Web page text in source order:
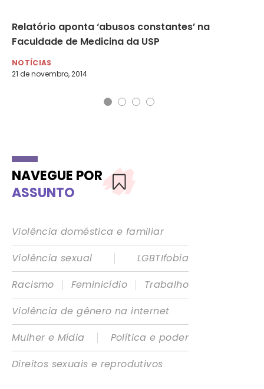
Relatório aponta ‘abusos constantes’ na
Faculdade de Medicina da USP
NOTÍCIAS
21 de novembro, 2014
NAVEGUE POR
ASSUNTO
Violência doméstica e familiar
Violência sexual
|
LGBTIfobia
Racismo
| Feminicídio |
Trabalho
Violência de gênero na internet
Mulher e Mídia
|
Política e poder
Direitos sexuais e reprodutivos